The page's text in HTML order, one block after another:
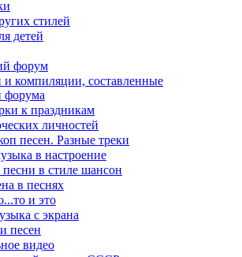
стилей
детей
форум
компиляции, составленные
форума
к праздникам
личностей
песен. Разные треки
в настроение
в стиле шансон
в песнях
и это
с экрана
песен
видео